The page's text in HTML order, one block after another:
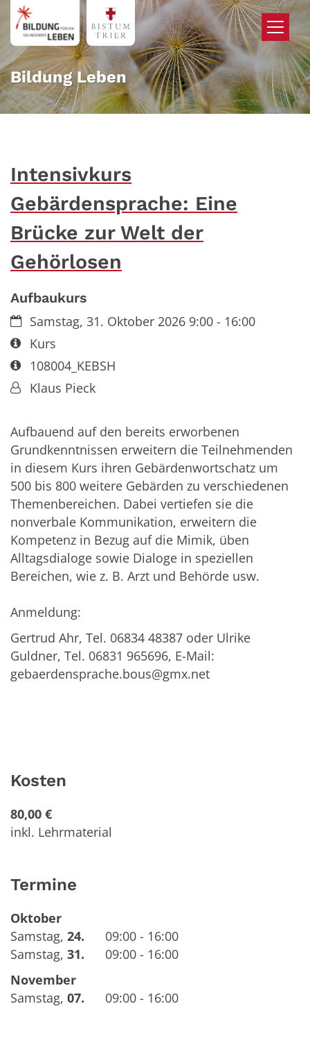
Zum Inhalt springen
Bildung Leben
Intensivkurs
Gebärdensprache: Eine
Brücke zur Welt der
Gehörlosen
Aufbaukurs
Datum:Samstag, 31. Oktober 2026 9:00 - 16:00
Art bzw. Nummer:
Kurs
Art bzw. Nummer:
108004_KEBSH
Von:Klaus Pieck
Aufbauend auf den bereits erworbenen
Grundkenntnissen erweitern die Teilnehmenden
in diesem Kurs ihren Gebärdenwortschatz um
500 bis 800 weitere Gebärden zu verschiedenen
Themenbereichen. Dabei vertiefen sie die
nonverbale Kommunikation, erweitern die
Kompetenz in Bezug auf die Mimik, üben
Alltagsdialoge sowie Dialoge in speziellen
Bereichen, wie z. B. Arzt und Behörde usw.
Anmeldung:
Gertrud Ahr, Tel. 06834 48387 oder Ulrike
Guldner, Tel. 06831 965696, E-Mail:
gebaerdensprache.bous@gmx.net
Kosten
80,00 €
inkl. Lehrmaterial
Termine
Oktober
Samstag, 24.
09:00 - 16:00
Samstag, 31.
09:00 - 16:00
November
Samstag, 07. 09:00 - 16:00